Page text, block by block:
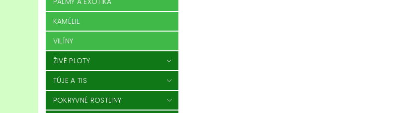
KAMÉLIE
VILÍNY
ŽIVÉ PLOTY
TÚJE A TIS
POKRYVNÉ ROSTLINY